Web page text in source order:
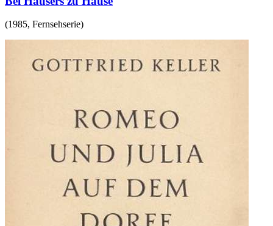
(1985, Fernsehserie)